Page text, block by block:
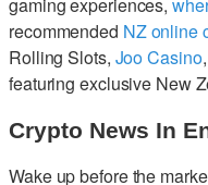
recommended NZ online
Rolling Slots, Joo Casino
featuring exclusive New
Crypto News In
Wake up before the